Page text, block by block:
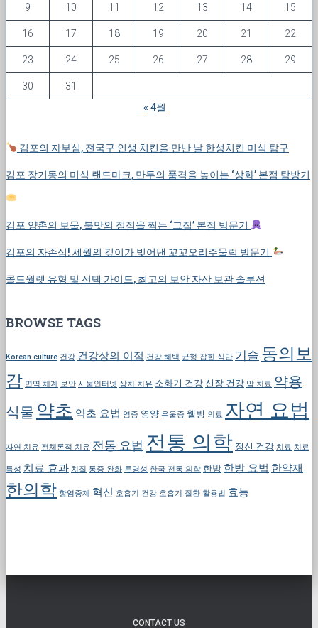
9 10 11 12 13 14 15
16 17 18 19 20 21 22
23 24 25 26 27 28 29
30
31
« 4월
김포의 자부심, 전국구 인생 치킨을 만난 날 한성치킨 미식 탐구
김포 장기동의 미식 랜드마크, 만두의 품격을 높이는 ‘상화’ 본점 탐방기
김포 양촌의 보물, 불맛의 정점을 찍는 ‘그집’ 본점 방문기
김포의 자존심! 세월의 깊이가 빚어낸 꼬꼬오리주물럭 방문기
콜드월렛 유형 및 선택 가이드, 최고의 보안 자산 보관 솔루션
BROWSE TAGS
Korean culture 건강 건강상의 이점 건강 혜택 균형 잡힌 식단 기술 동의보
감 면역 체계 보안 사물인터넷 상처 치유 소화기 건강 신장 건강 암 치료 약용
식물 약초 약초 요법 염증 영양 우울증 웰빙 의료 자연 요법
자연 치유 전체론적 치유 전통 요법 전통 의학 정신 건강 치료 치료
특성 치료 효과 치질 통증 완화 투명성 한국 전통 의학 한방 한방 요법 한약재
한의학 항염증제 혁신 호흡기 건강 호흡기 질환 활용법 효능
CONTACT US